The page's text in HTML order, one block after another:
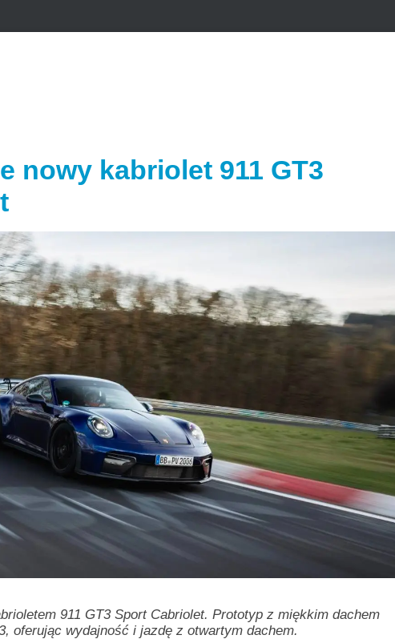
nowy kabriolet 911 GT3
911 GT3 Sport Cabriolet. Prototyp z miękkim dachem
oferując wydajność i jazdę z otwartym dachem.